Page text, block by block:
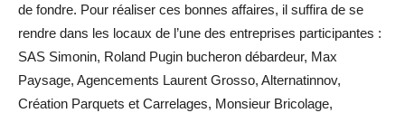
de fondre. Pour réaliser ces bonnes affaires, il suffira de se
rendre dans les locaux de l’une des entreprises participantes :
SAS Simonin, Roland Pugin bucheron débardeur, Max
Paysage, Agencements Laurent Grosso, Alternatinnov,
Création Parquets et Carrelages, Monsieur Bricolage,